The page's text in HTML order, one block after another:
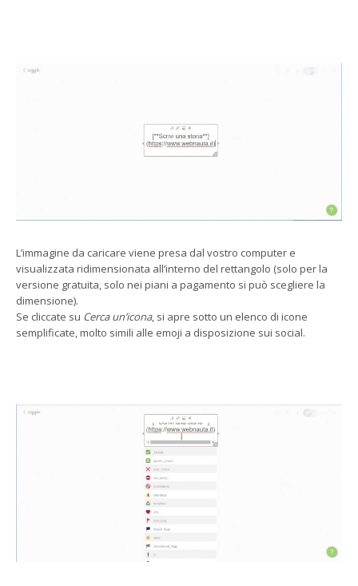
L’immagine da caricare viene presa dal vostro computer e
visualizzata ridimensionata all’interno del rettangolo (solo per la
versione gratuita, solo nei piani a pagamento si può scegliere la
dimensione).
Se cliccate su Cerca un’icona, si apre sotto un elenco di icone
semplificate, molto simili alle emoji a disposizione sui social.